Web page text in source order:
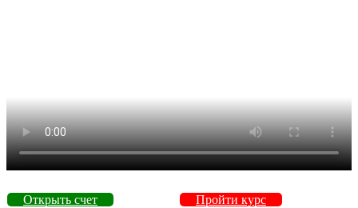
Открыть счет Пройти курс